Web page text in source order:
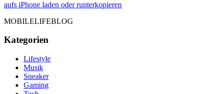
aufs iPhone laden oder runterkopieren
MOBILELIFEBLOG
Kategorien
Lifestyle
Musik
Sneaker
Gaming